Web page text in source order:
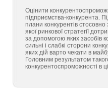
Оцінити
підприємства-конкурента.
плани конкурентів
якої ринкової стратегії
за допомогою яких засобів
сильні і слабкі сторони
яких дій варто чекати в
Головним результатом
конкурентоспроможності в